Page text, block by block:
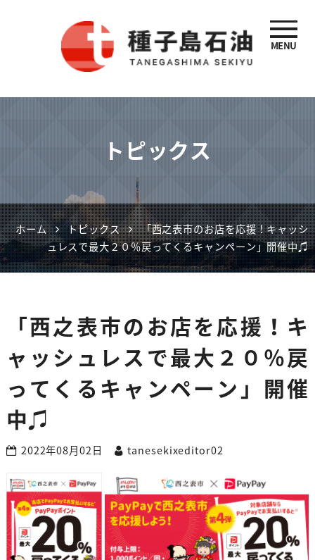
種子島石油
MENU
トピックス
ホーム トピックス
「西之表市のお店を応援！キャッシ
ュレスで最大２０％戻ってくるキャンペーン」開催中♫
「西之表市のお店を応援！キ
ャッシュレスで最大２０％戻
ってくるキャンペーン」開催
中♫
2022年08月02日 tanesekixeditor02